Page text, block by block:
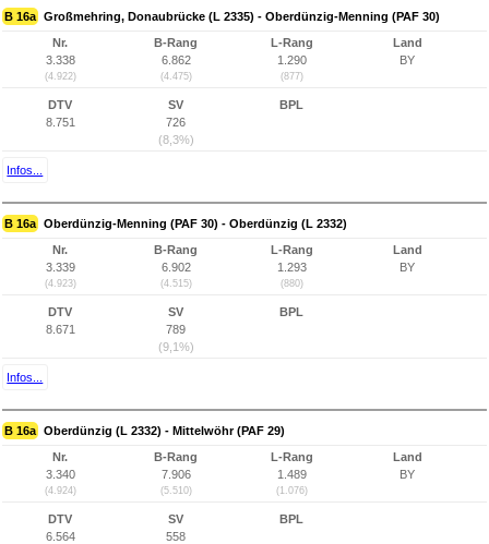
B 16a Großmehring, Donaubrücke (L 2335) - Oberdünzig-Menning (PAF 30)
Nr.
3.338
(4.922)
B-Rang
6.862
(4.475)
L-Rang
1.290
(877)
Land
BY
DTV
8.751
SV
726
(8,3%)
BPL
Infos...
B 16a Oberdünzig-Menning (PAF 30) - Oberdünzig (L 2332)
Nr.
3.339
(4.923)
B-Rang
6.902
(4.515)
L-Rang
1.293
(880)
Land
BY
DTV
8.671
SV
789
(9,1%)
BPL
Infos...
B 16a Oberdünzig (L 2332) - Mittelwöhr (PAF 29)
Nr.
3.340
(4.924)
B-Rang
7.906
(5.510)
L-Rang
1.489
(1.076)
Land
BY
DTV
6.564
SV
558
BPL